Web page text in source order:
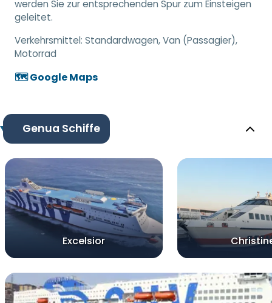
werden Sie zur entsprechenden Spur zum Einsteigen
geleitet.
Verkehrsmittel: Standardwagen, Van (Passagier),
Motorrad
🗺️ Google Maps
Genua Schiffe
Excelsior